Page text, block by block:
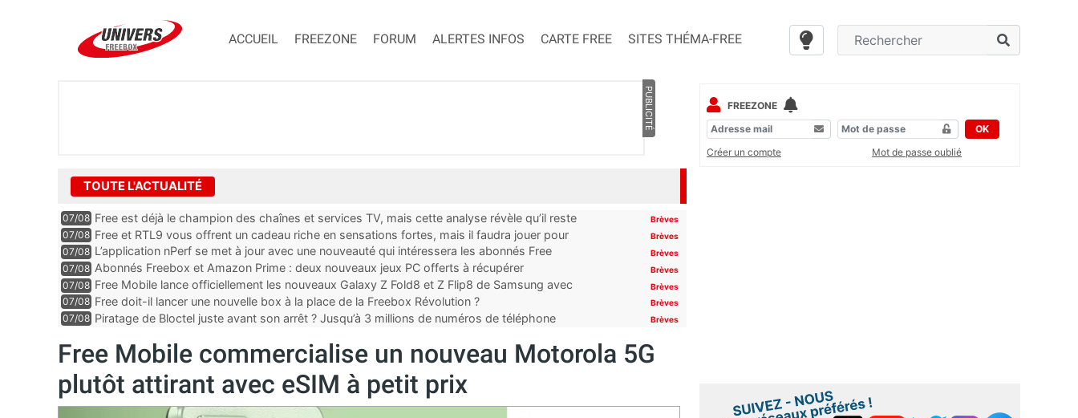
ACCUEIL FREEZONE FORUM ALERTES INFOS CARTE FREE SITES THÉMA-FREE
PUBLICITÉ
TOUTE L'ACTUALITÉ
07/08 Free est déjà le champion des chaînes et services TV, mais cette analyse révèle qu’il reste
encore au moin...
Brèves
07/08 Free et RTL9 vous offrent un cadeau riche en sensations fortes, mais il faudra jouer pour
l’obtenir
Brèves
07/08 L’application nPerf se met à jour avec une nouveauté qui intéressera les abonnés Free
Mobile, Orange, SFR ...
Brèves
07/08 Abonnés Freebox et Amazon Prime : deux nouveaux jeux PC offerts à récupérer Brèves
07/08 Free Mobile lance officiellement les nouveaux Galaxy Z Fold8 et Z Flip8 de Samsung avec
des promos et des cadeaux
Brèves
07/08 Free doit-il lancer une nouvelle box à la place de la Freebox Révolution ? Brèves
07/08 Piratage de Bloctel juste avant son arrêt ? Jusqu’à 3 millions de numéros de téléphone
Brèves
Free Mobile commercialise un nouveau Motorola 5G
plutôt attirant avec eSIM à petit prix
FREEZONE
OK
Créer un compte
Mot de passe oublié